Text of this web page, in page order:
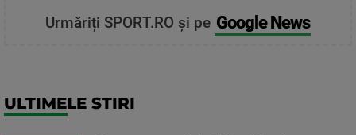
Urmăriți SPORT.RO și pe Google News
ULTIMELE STIRI